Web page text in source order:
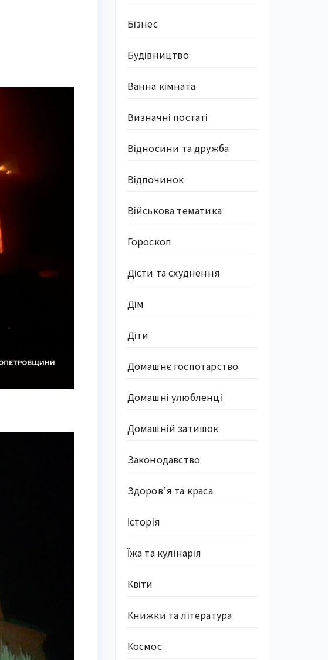
Бізнес
Будівництво
Ванна кімната
Визначні постаті
Відносини та дружба
Відпочинок
Військова тематика
Гороскоп
Дієти та схуднення
Дім
Діти
Домашнє госпотарство
Домашні улюбленці
Домашній затишок
Законодавство
Здоров’я та краса
Історія
Їжа та кулінарія
Квіти
Книжки та література
Космос